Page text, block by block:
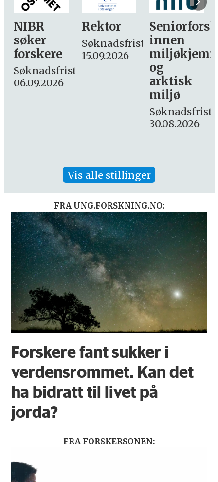
Rektor
Søknadsfrist:
15.09.2026
Seniorforsker
innen
miljøkjemi
søker
– fast
Søknadsfrist:
16. august.
Vis alle stillinger
FRA UNG.FORSKNING.NO:
Forskere fant sukker i
verdensrommet. Kan det
ha bidratt til livet på
jorda?
FRA FORSKERSONEN: